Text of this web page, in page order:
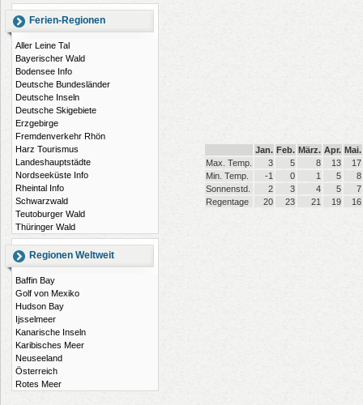
Ferien-Regionen
Aller Leine Tal
Bayerischer Wald
Bodensee Info
Deutsche Bundesländer
Deutsche Inseln
Deutsche Skigebiete
Erzgebirge
Fremdenverkehr Rhön
Harz Tourismus
Landeshauptstädte
Nordseeküste Info
Rheintal Info
Schwarzwald
Teutoburger Wald
Thüringer Wald
Regionen Weltweit
Baffin Bay
Golf von Mexiko
Hudson Bay
Ijsselmeer
Kanarische Inseln
Karibisches Meer
Neuseeland
Österreich
Rotes Meer
Jan. Feb. März. Apr. Mai.
Max. Temp.
3 5 8 13
17
Min. Temp.
-1 0 1 5
8
Sonnenstd.
2 3 4 5
7
Regentage
20 23 21 19 16